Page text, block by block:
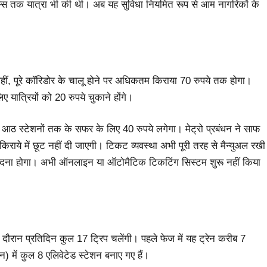
तक यात्रा भी की थी। अब यह सुविधा नियमित रूप से आम नागरिकों के
पूरे कॉरिडोर के चालू होने पर अधिकतम किराया 70 रुपये तक होगा।
को 20 रुपये चुकाने होंगे।
आठ स्टेशनों तक के सफर के लिए 40 रुपये लगेगा। मेट्रो प्रबंधन ने साफ
में छूट नहीं दी जाएगी। टिकट व्यवस्था अभी पूरी तरह से मैन्युअल रखी
होगा। अभी ऑनलाइन या ऑटोमैटिक टिकटिंग सिस्टम शुरू नहीं किया
प्रतिदिन कुल 17 ट्रिप चलेंगी। पहले फेज में यह ट्रेन करीब 7
में कुल 8 एलिवेटेड स्टेशन बनाए गए हैं।